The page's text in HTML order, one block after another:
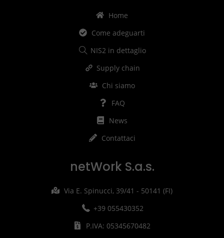
Home
Come adeguarti
NIS2 in dettaglio
Supply chain
Chi siamo
FAQ
News
Contattaci
netWork S.a.s.
Via E. Spinucci, 39/41 - 50141 (FI)
+39 055430352
P.IVA: 05345670482